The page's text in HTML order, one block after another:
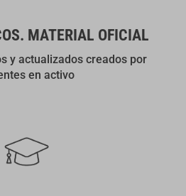
MATERIAL OFICIAL
y actualizados creados por
en activo